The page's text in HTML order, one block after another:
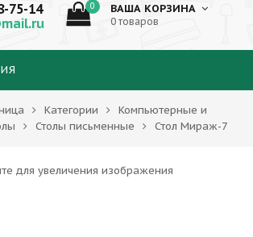
75-14
0 ВАША КОРЗИНА
0 товаров
Категории
Компьютерные и
Столы письменные Стол Мираж-7